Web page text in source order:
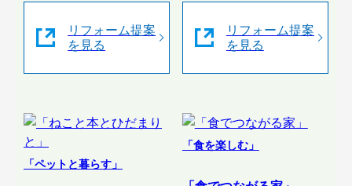
リフォーム提案
を見る
リフォーム提案
を見る
「ペットと暮らす」
「食を楽しむ」